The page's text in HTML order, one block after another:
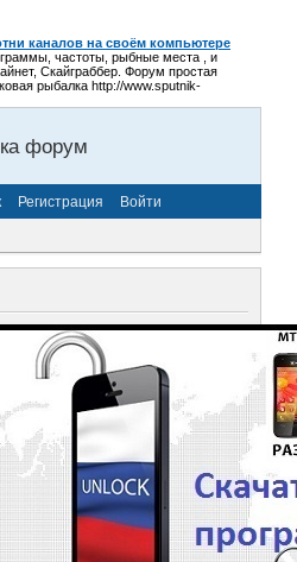
каналов на своём компьютере
частоты, рыбные места , и
Скайграббер. Форум простая
рыбалка http://www.sputnik-
форум
Регистрация Войти